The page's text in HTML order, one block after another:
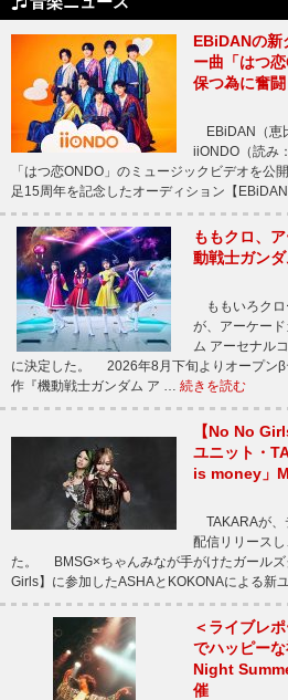
EBiDANの新
ー曲「はつ
保つ為に奮闘
EBiDAN（恵
iiONDO（読み
「はつ恋ONDO」のミュージックビデオを
足15周年を記念したオーディション【
ももクロ、
動戦士ガン
ももいろクロ
が、アーケー
ム アーセナル
に決定した。 2026年8月下旬よりオープンβ
作『機動戦士ガンダム ア … 続きを読む
【No No
ユニット・
is money」
TAKARAが、
配信リリース
た。 BMSG×ちゃんみなが手がけたガールズ
Girls】に参加したASHAとKOKONAによる新
＜ライブレ
でハッピー
Night
催